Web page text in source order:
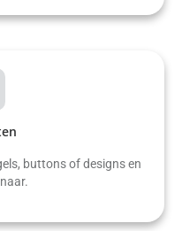
buttons of designs en